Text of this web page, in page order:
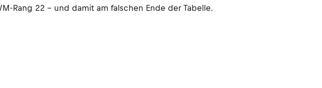
Rang 22 – und damit am falschen Ende der Tabelle.